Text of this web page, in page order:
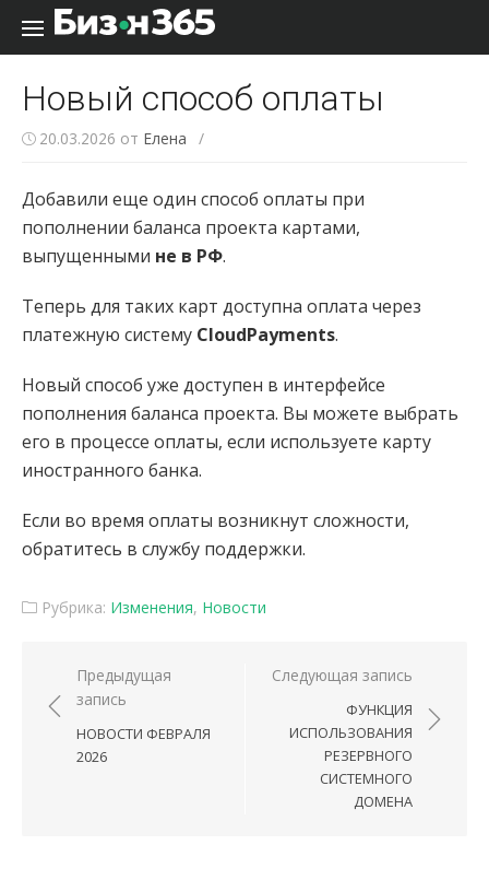
Перейти к содержанию
Новый способ оплаты
20.03.2026 от Елена /
Добавили еще один способ оплаты при
пополнении баланса проекта картами,
выпущенными не в РФ.
Теперь для таких карт доступна оплата через
платежную систему CloudPayments.
Новый способ уже доступен в интерфейсе
пополнения баланса проекта. Вы можете выбрать
его в процессе оплаты, если используете карту
иностранного банка.
Если во время оплаты возникнут сложности,
обратитесь в службу поддержки.
Рубрика: Изменения, Новости
Навигация по записям
Предыдущая
запись
НОВОСТИ ФЕВРАЛЯ
2026
Следующая запись
ФУНКЦИЯ
ИСПОЛЬЗОВАНИЯ
РЕЗЕРВНОГО
СИСТЕМНОГО
ДОМЕНА